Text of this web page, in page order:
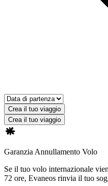
Crea il tuo viaggio
Crea il tuo viaggio
Garanzia Annullamento Volo
Se il tuo volo internazionale
72 ore, Evaneos rinvia il tuo